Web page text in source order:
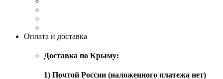
Оплата и доставка
Доставка по Крыму:
1) Почтой России (наложенного платежа нет)